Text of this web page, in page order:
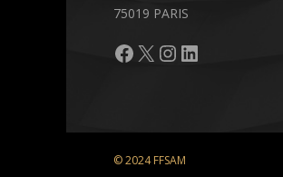
75019 PARIS
Facebook
X Instagram
LinkedIn
© 2024 FFSAM